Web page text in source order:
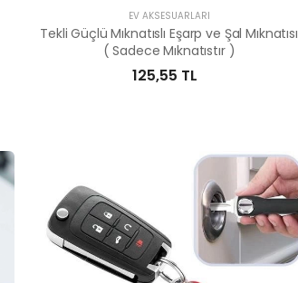
EV AKSESUARLARI
Tekli Güçlü Mıknatıslı Eşarp ve Şal Mıknatısı
( Sadece Mıknatıstır )
125,55 TL